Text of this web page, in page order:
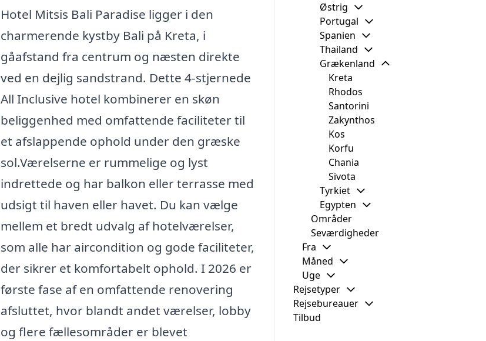
Hotel Mitsis Bali Paradise ligger i den
charmerende kystby Bali på Kreta, i
gåafstand fra centrum og næsten direkte
ved en dejlig sandstrand. Dette 4-stjernede
All Inclusive hotel kombinerer en skøn
beliggenhed med omfattende faciliteter til
et afslappende ophold under den græske
sol.Værelserne er rummelige og lyst
indrettede og har balkon eller terrasse med
udsigt til haven eller havet. Du kan vælge
mellem et bredt udvalg af hotelværelser,
som alle har aircondition og gode faciliteter,
der sikrer et komfortabelt ophold. I 2026 er
første fase af en omfattende renovering
afsluttet, hvor blandt andet værelser, lobby
og flere fællesområder er blevet
Østrig
Portugal
Spanien
Thailand
Grækenland
Kreta
Rhodos
Santorini
Zakynthos
Kos
Korfu
Chania
Sivota
Tyrkiet
Egypten
Områder
Seværdigheder
Fra
Måned
Uge
Rejsetyper
Rejsebureauer
Tilbud